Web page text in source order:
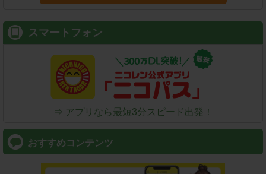
スマートフォン
⇒ アプリなら最短3分スピード出発！
おすすめコンテンツ